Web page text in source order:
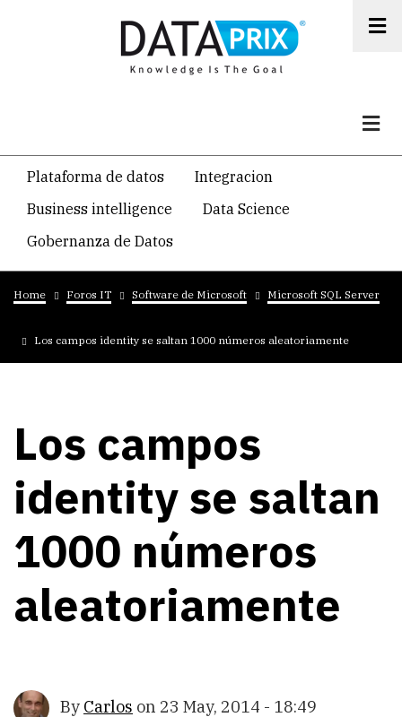
Navegacion
temática
principal
Plataforma de datos
Integracion
Business intelligence
Data Science
Gobernanza de Datos
Breadcrumb
Home Foros IT Software de Microsoft Microsoft SQL Server
Los campos identity se saltan 1000 números aleatoriamente
Los campos
identity se saltan
1000 números
aleatoriamente
By Carlos on 23 May, 2014 - 18:49